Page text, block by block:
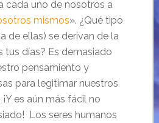
cada uno de nosotros a
mismos». ¿Qué tipo
de ellas) se derivan de la
tus días? Es demasiado
pensamiento y
para legitimar nuestros
es aún más fácil no
Los seres humanos